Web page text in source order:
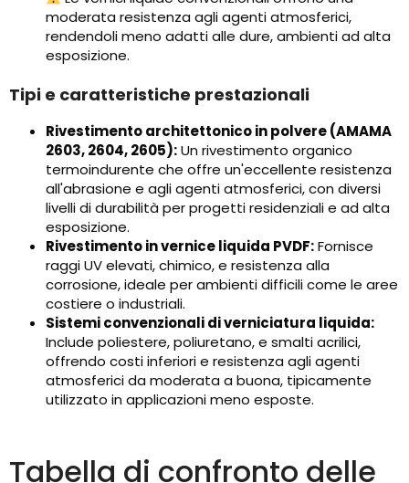
moderata resistenza agli agenti atmosferici,
rendendoli meno adatti alle dure, ambienti ad alta
esposizione.
Tipi e caratteristiche prestazionali
Rivestimento architettonico in polvere (AMAMA
2603, 2604, 2605):Un rivestimento organico
termoindurente che offre un'eccellente resistenza
all'abrasione e agli agenti atmosferici, con diversi
livelli di durabilità per progetti residenziali e ad alta
esposizione.
Rivestimento in vernice liquida PVDF:Fornisce
raggi UV elevati, chimico, e resistenza alla
corrosione, ideale per ambienti difficili come le aree
costiere o industriali.
Sistemi convenzionali di verniciatura liquida:
Include poliestere, poliuretano, e smalti acrilici,
offrendo costi inferiori e resistenza agli agenti
atmosferici da moderata a buona, tipicamente
utilizzato in applicazioni meno esposte.
Tabella di confronto delle